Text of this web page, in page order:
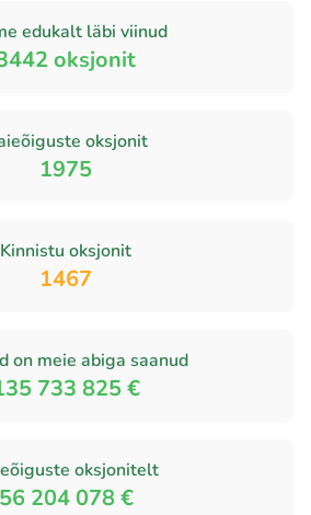
edukalt läbi viinud
oksjonit
oksjonit
1975
Kinnistu oksjonit
1467
on meie abiga saanud
733 825 €
oksjonitelt
56 204 078 €